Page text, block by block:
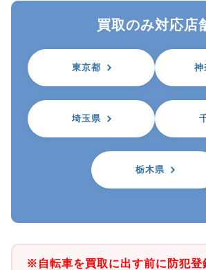
買取のみ対応店
東京都 神
埼玉県
栃木県
※自転車を買取に出す前に防犯登